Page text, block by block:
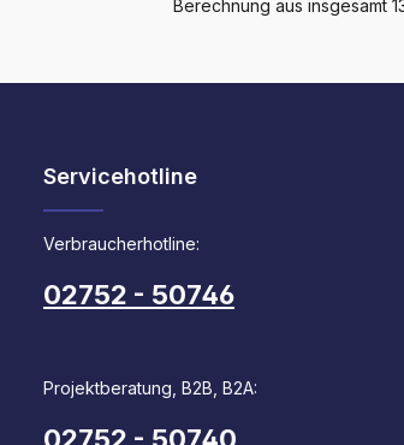
Berechnung aus insgesamt
Servicehotline
Verbraucherhotline:
02752 - 50746
Projektberatung, B2B, B2A: